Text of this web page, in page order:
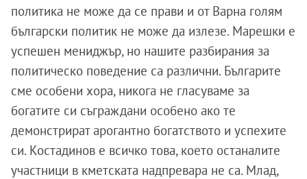
политика не може да се прави и от Варна голям
български политик не може да излезе. Марешки е
успешен мениджър, но нашите разбирания за
политическо поведение са различни. Българите
сме особени хора, никога не гласуваме за
богатите си съграждани особено ако те
демонстрират арогантно богатството и успехите
си. Костадинов е всичко това, което останалите
участници в кметската надпревара не са. Млад,